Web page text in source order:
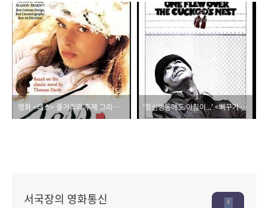
영화 <테스> 줄거리와 주제 그리고 나스타샤 킨스키 '정신병동에도 아침이...' <뻐꾸기 둥지 위로 날아간 새> 주제, 평판
서국장의 영화통신